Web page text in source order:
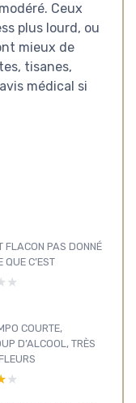
Ceux
plus lourd, ou
mieux de
tisanes,
médical si
FLACON PAS DONNÉ
QUE C’EST
COURTE,
D’ALCOOL, TRÈS